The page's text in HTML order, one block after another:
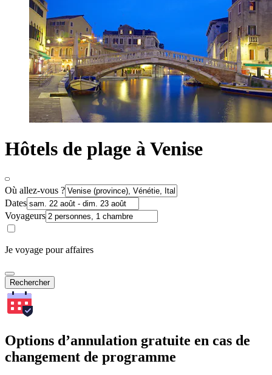
Hôtels de plage à Venise
Où allez-vous ?
Dates
Voyageurs
Je voyage pour affaires
Rechercher
Options d’annulation gratuite en cas de
changement de programme